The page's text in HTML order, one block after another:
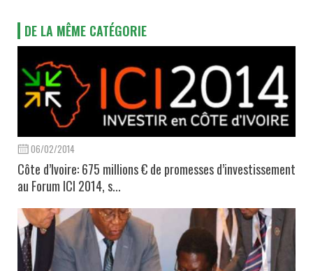
DE LA MÊME CATÉGORIE
06/02/2014
Côte d’Ivoire: 675 millions € de promesses d’investissement
au Forum ICI 2014, s...